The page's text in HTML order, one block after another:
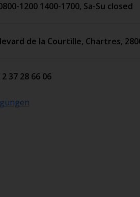
1200 1400-1700, Sa-Su closed
de la Courtille, Chartres,
37 28 66 06